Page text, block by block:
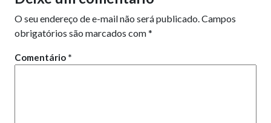
O seu endereço de e-mail não será publicado.Campos
obrigatórios são marcados com*
Comentário *